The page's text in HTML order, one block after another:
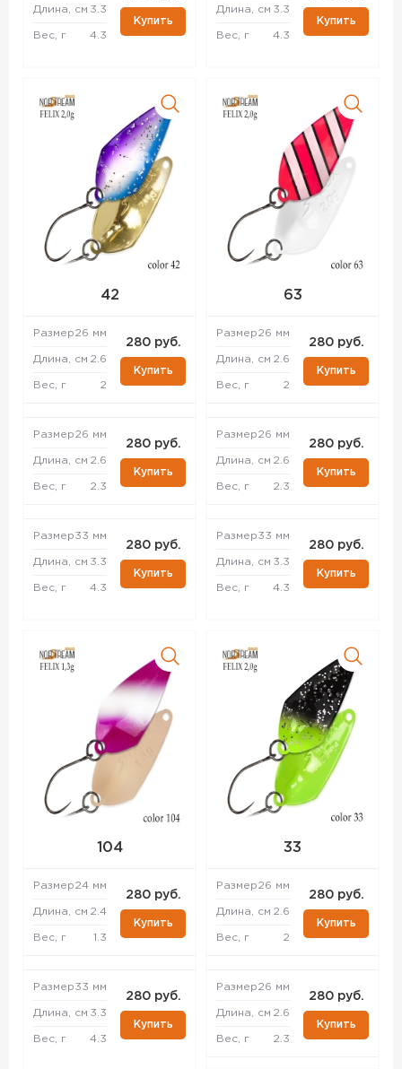
Длина, см 3.3
Вес, г 4.3
Купить
Длина, см 3.3
Вес, г 4.3
Купить
42
Размер26 мм
Длина, см 2.6
Вес, г 2
280 руб.
Купить
Размер26 мм
Длина, см 2.6
Вес, г 2.3
280 руб.
Купить
Размер33 мм
Длина, см 3.3
Вес, г 4.3
280 руб.
Купить
63
Размер26 мм
Длина, см 2.6
Вес, г 2
280 руб.
Купить
Размер26 мм
Длина, см 2.6
Вес, г 2.3
280 руб.
Купить
Размер33 мм
Длина, см 3.3
Вес, г 4.3
280 руб.
Купить
104
Размер24 мм
Длина, см 2.4
Вес, г 1.3
280 руб.
Купить
Размер33 мм
Длина, см 3.3
Вес, г 4.3
280 руб.
Купить
33
Размер26 мм
Длина, см 2.6
Вес, г 2
280 руб.
Купить
Размер26 мм
Длина, см 2.6
Вес, г 2.3
280 руб.
Купить